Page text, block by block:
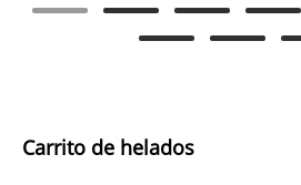
Carrito de helados